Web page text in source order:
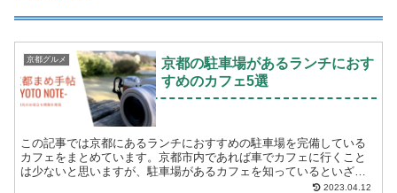
京都グルメ
京都の駐車場があるランチにおす
すめのカフェ5選
この記事では京都にあるランチにおすすめの駐車場を完備している
カフェをまとめています。京都市内であれば車でカフェに行くこと
は少ないと思いますが、駐車場があるカフェを知っているといざと
いう時に助かります。 「京都にある駐車場付きのカフェを...2023.04.12